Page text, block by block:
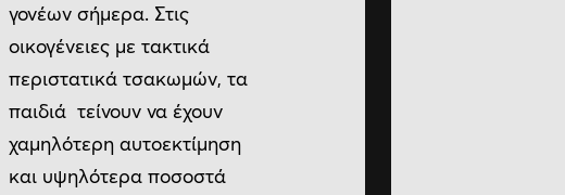
γονέων σήμερα. Στις
οικογένειες με τακτικά
περιστατικά τσακωμών, τα
παιδιά τείνουν να έχουν
χαμηλότερη αυτοεκτίμηση
και υψηλότερα ποσοστά